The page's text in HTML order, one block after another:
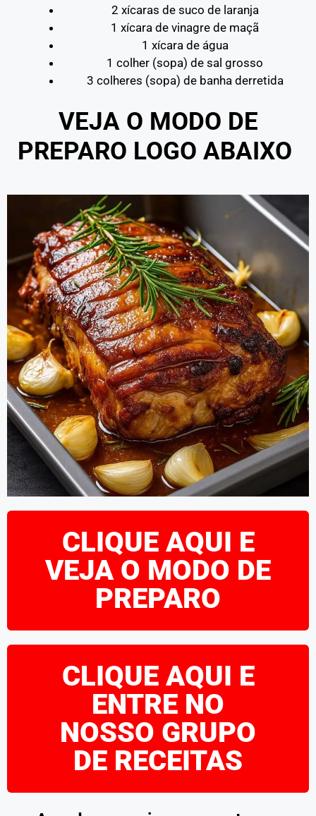
2 xícaras de suco de laranja
1 xícara de vinagre de maçã
1 xícara de água
1 colher (sopa) de sal grosso
3 colheres (sopa) de banha derretida
VEJA O MODO DE
PREPARO LOGO ABAIXO
CLIQUE AQUI E
VEJA O MODO DE
PREPARO
CLIQUE AQUI E
ENTRE NO
NOSSO GRUPO
DE RECEITAS